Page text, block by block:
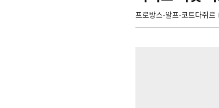
프로방스-알프-코트다쥐르